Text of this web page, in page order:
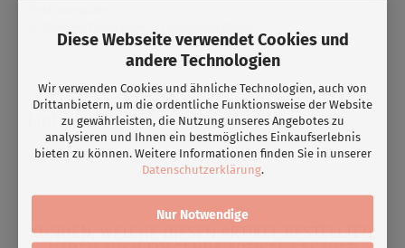
Diese Webseite verwendet Cookies und
andere Technologien
Wir verwenden Cookies und ähnliche Technologien, auch von
Drittanbietern, um die ordentliche Funktionsweise der Website
zu gewährleisten, die Nutzung unseres Angebotes zu
analysieren und Ihnen ein bestmögliches Einkaufserlebnis
bieten zu können. Weitere Informationen finden Sie in unserer
Datenschutzerklärung.
Nur Notwendige
Lieferbar?
KUNDEN, WELCHE DIESEN ARTIKEL BESTELLTEN,